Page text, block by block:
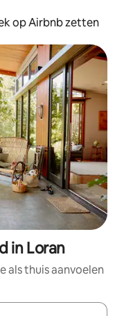
op Airbnb zetten
in Loran
als thuis aanvoelen